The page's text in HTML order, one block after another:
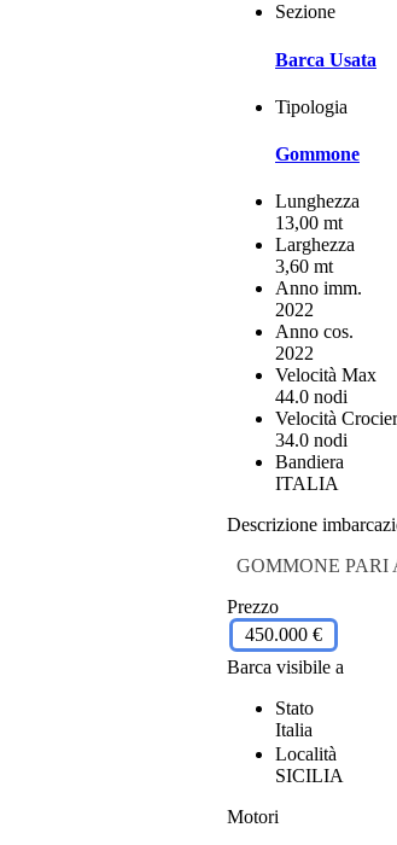
Sezione
Barca Usata
Tipologia
Gommone
Lunghezza
13,00 mt
Larghezza
3,60 mt
Anno imm.
2022
Anno cos.
2022
Velocità Max
44.0 nodi
Velocità
34.0 nodi
Bandiera
ITALIA
Descrizione
GOMMONE PARI
Prezzo
450.000 €
Barca visibile a
Stato
Italia
Località
SICILIA
Motori